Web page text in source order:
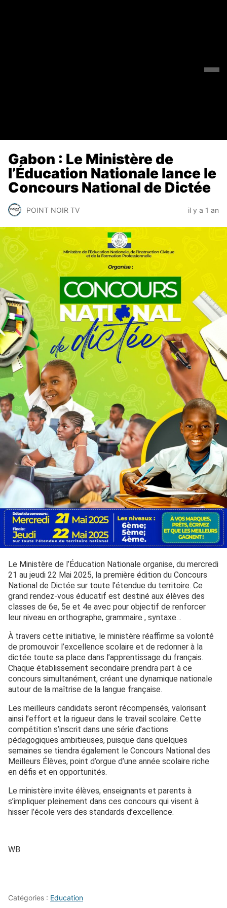
Gabon : Le Ministère de
l’Éducation Nationale lance le
Concours National de Dictée
POINT NOIR TV il y a 1 an
Le Ministère de l’Éducation Nationale organise, du mercredi
21 au jeudi 22 Mai 2025, la première édition du Concours
National de Dictée sur toute l’étendue du territoire. Ce
grand rendez-vous éducatif est destiné aux élèves des
classes de 6e, 5e et 4e avec pour objectif de renforcer
leur niveau en orthographe, grammaire , syntaxe…
À travers cette initiative, le ministère réaffirme sa volonté
de promouvoir l’excellence scolaire et de redonner à la
dictée toute sa place dans l’apprentissage du français.
Chaque établissement secondaire prendra part à ce
concours simultanément, créant une dynamique nationale
autour de la maîtrise de la langue française.
Les meilleurs candidats seront récompensés, valorisant
ainsi l’effort et la rigueur dans le travail scolaire. Cette
compétition s’inscrit dans une série d’actions
pédagogiques ambitieuses, puisque dans quelques
semaines se tiendra également le Concours National des
Meilleurs Élèves, point d’orgue d’une année scolaire riche
en défis et en opportunités.
Le ministère invite élèves, enseignants et parents à
s’impliquer pleinement dans ces concours qui visent à
hisser l’école vers des standards d’excellence.
WB
Catégories : Education